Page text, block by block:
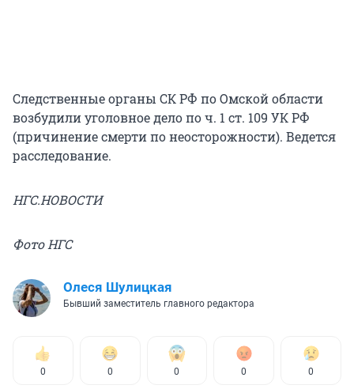
Следственные органы СК РФ по Омской области
возбудили уголовное дело по ч. 1 ст. 109 УК РФ
(причинение смерти по неосторожности). Ведется
расследование.
НГС.НОВОСТИ
Фото НГС
Олеся Шулицкая
Бывший заместитель главного редактора
0 0 0 0 0